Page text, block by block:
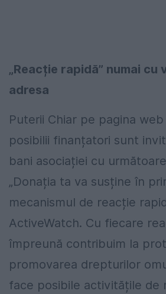
„Reacție rapidă” numai cu
adresa
Puterii Chiar pe pagina
posibilii finanțatori sunt
bani asociației cu
„Donația ta va susține în
mecanismul de reacție
ActiveWatch. Cu fiecare
împreună contribuim la
promovarea drepturilor
face posibile activitățile de